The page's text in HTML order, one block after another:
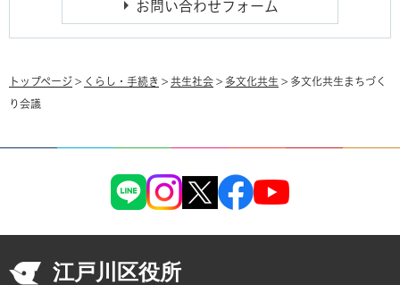
トップページ > くらし・手続き > 共生社会 > 多文化共生 > 多文化共生まちづく
り会議
江戸川区役所